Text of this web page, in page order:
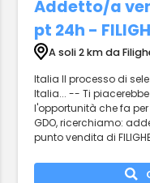
Addetto/a
pt 24h -
A soli 2 km da
Italia Il processo di
Italia... -- Ti
l'opportunità che fa per
GDO, ricerchiamo:
punto vendita di